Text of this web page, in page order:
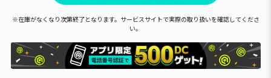
※在庫がなくなり次第終了となります。サービスサイトで実際の取り扱いを確認してくださ
い。